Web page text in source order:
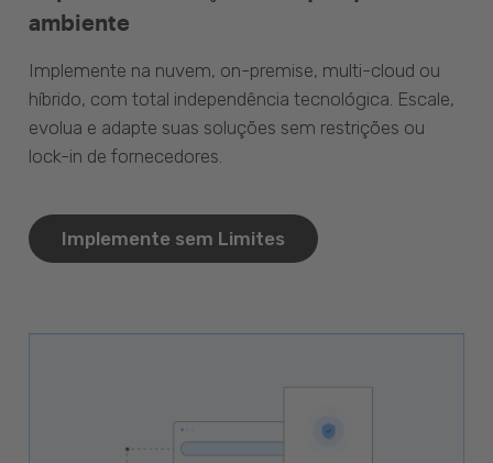
ambiente
Implemente na nuvem, on-premise, multi-cloud ou
híbrido, com total independência tecnológica. Escale,
evolua e adapte suas soluções sem restrições ou
lock-in de fornecedores.
Implemente sem Limites